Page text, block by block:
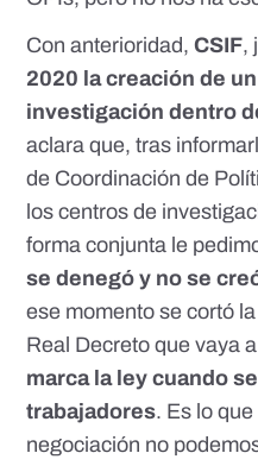
Con anterioridad,CSIF,
2020 la creación de
investigación dentro
aclara que, tras
de Coordinación de
los centros de
forma conjunta le
se denegó y no se
ese momento se cortó
Real Decreto que vaya
marca la ley cuando
trabajadores. Es lo
negociación no